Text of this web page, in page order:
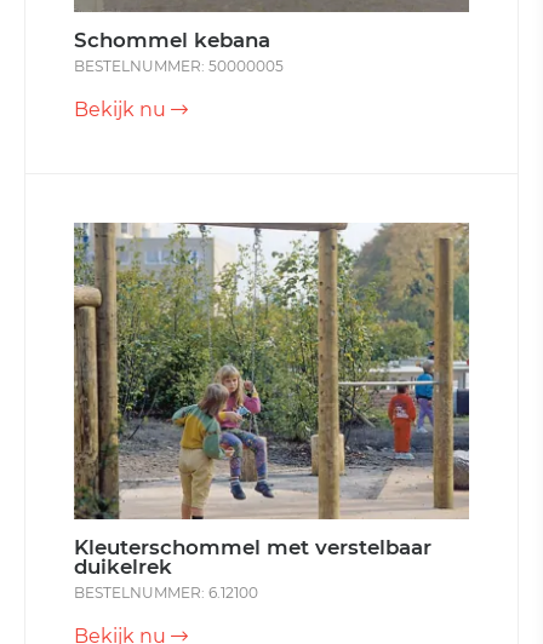
Schommel kebana
BESTELNUMMER: 50000005
Bekijk nu
Kleuterschommel met verstelbaar
duikelrek
BESTELNUMMER: 6.12100
Bekijk nu